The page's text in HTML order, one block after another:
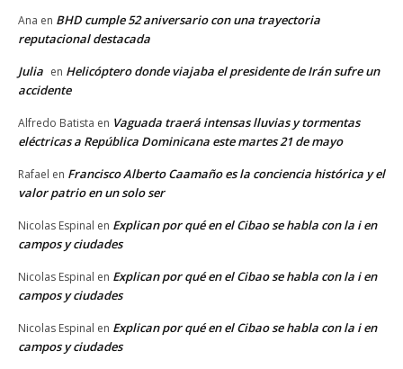
Ana en BHD cumple 52 aniversario con una trayectoria
reputacional destacada
Julia en Helicóptero donde viajaba el presidente de Irán sufre un
accidente
Alfredo Batista en Vaguada traerá intensas lluvias y tormentas
eléctricas a República Dominicana este martes 21 de mayo
Rafael en Francisco Alberto Caamaño es la conciencia histórica y el
valor patrio en un solo ser
Nicolas Espinal en Explican por qué en el Cibao se habla con la i en
campos y ciudades
Nicolas Espinal en Explican por qué en el Cibao se habla con la i en
campos y ciudades
Nicolas Espinal en Explican por qué en el Cibao se habla con la i en
campos y ciudades